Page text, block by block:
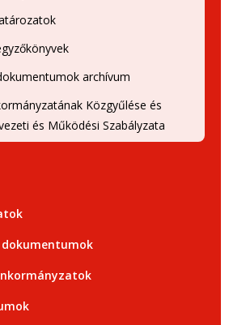
archívum
Közgyűlése és
és Működési Szabályzata
dokumentumok